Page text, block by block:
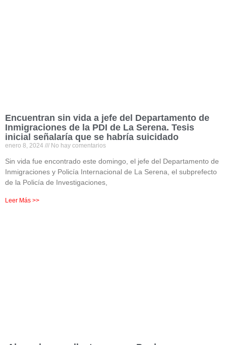
Encuentran sin vida a jefe del Departamento de
Inmigraciones de la PDI de La Serena. Tesis
inicial señalaría que se habría suicidado
enero 8, 2024 No hay comentarios
Sin vida fue encontrado este domingo, el jefe del Departamento de
Inmigraciones y Policía Internacional de La Serena, el subprefecto
de la Policía de Investigaciones,
Leer Más >>